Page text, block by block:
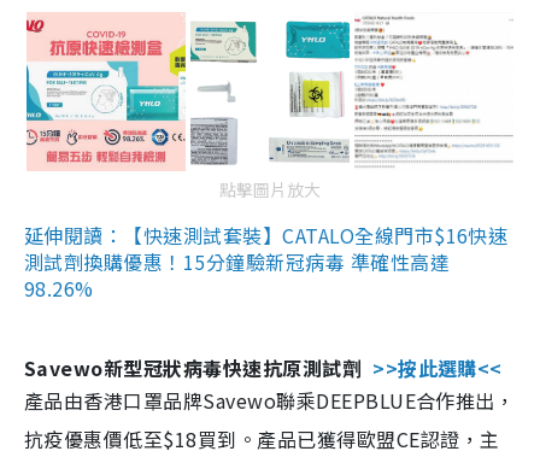
點擊圖片放大
延伸閱讀：【快速測試套裝】CATALO全線門市$16快速
測試劑換購優惠！15分鐘驗新冠病毒 準確性高達
98.26%
Savewo新型冠狀病毒快速抗原測試劑 >>按此選購<<
產品由香港口罩品牌Savewo聯乘DEEPBLUE合作推出，
抗疫優惠價低至$18買到。產品已獲得歐盟CE認證，主